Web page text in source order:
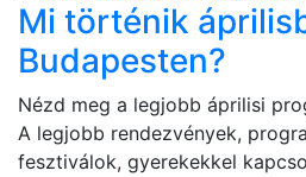
Mi történik
Budapesten?
Nézd meg a legjobb áprilisi
A legjobb rendezvények,
fesztiválok, gyerekekkel